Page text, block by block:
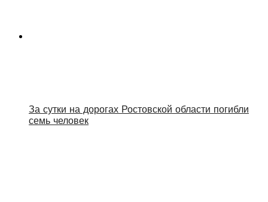
За сутки на дорогах Ростовской области погибли
семь человек